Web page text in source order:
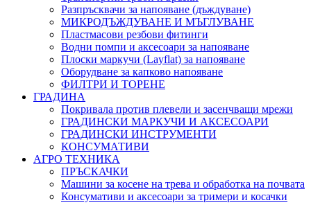
Разпръсквачи за напояване (дъждуване)
МИКРОДЪЖДУВАНЕ И МЪГЛУВАНЕ
Пластмасови резбови фитинги
Водни помпи и аксесоари за напояване
Плоски маркучи (Layflat) за напояване
Оборудване за капково напояване
ФИЛТРИ И ТОРЕНЕ
ГРАДИНА
Покривала против плевели и засенчващи мрежи
ГРАДИНСКИ МАРКУЧИ И АКСЕСОАРИ
ГРАДИНСКИ ИНСТРУМЕНТИ
КОНСУМАТИВИ
АГРО ТЕХНИКА
ПРЪСКАЧКИ
Машини за косене на трева и обработка на почвата
Консумативи и аксесоари за тримери и косачки